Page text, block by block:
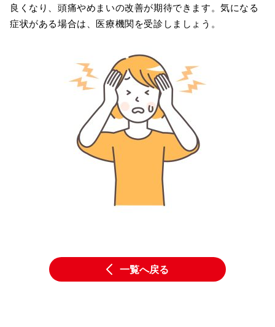
良くなり、頭痛やめまいの改善が期待できます。気になる
症状がある場合は、医療機関を受診しましょう。
一覧へ戻る